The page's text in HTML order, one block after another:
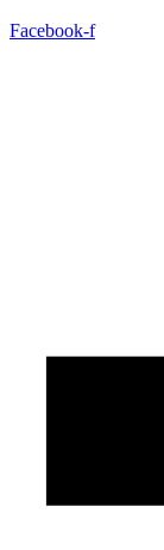
Facebook-f